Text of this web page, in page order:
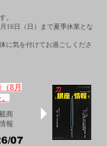
。
16日（日）まで夏季休業とな
に気を付けてお過ごしくださ
8月
商
報
07